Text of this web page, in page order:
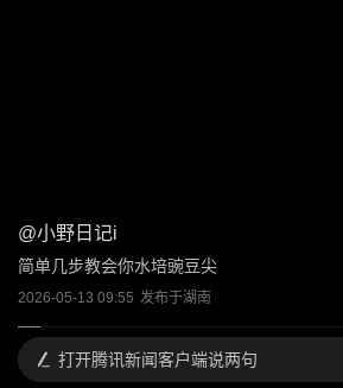
@小野日记i
简单几步教会你水培豌豆尖
2026-05-13 09:55 发布于湖南
打开腾讯新闻客户端说两句